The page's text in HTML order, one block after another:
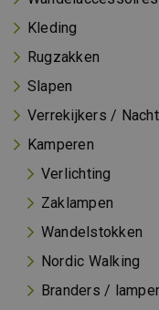
Kleding
Rugzakken
Slapen
Verrekijkers /
Kamperen
Verlichting
Zaklampen
Wandelstokken
Nordic Walking
Branders /